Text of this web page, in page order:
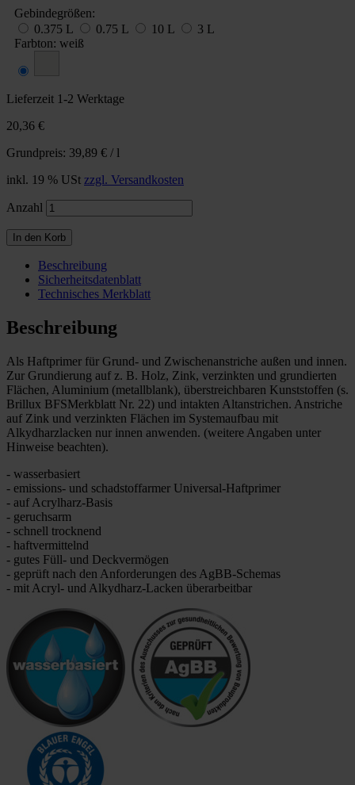
Gebindegrößen:
0.375 L
0.75 L 10 L
3 L
Farbton: weiß
Lieferzeit 1-2 Werktage
20,36 €
Grundpreis: 39,89 € / l
inkl. 19 % USt zzgl. Versandkosten
Anzahl
In den Korb
Beschreibung
Sicherheitsdatenblatt
Technisches Merkblatt
Beschreibung
Als Haftprimer für Grund- und Zwischenanstriche außen und innen.
Zur Grundierung auf z. B. Holz, Zink, verzinkten und grundierten
Flächen, Aluminium (metallblank), überstreichbaren Kunststoffen (s.
Brillux BFSMerkblatt Nr. 22) und intakten Altanstrichen. Anstriche
auf Zink und verzinkten Flächen im Systemaufbau mit
Alkydharzlacken nur innen anwenden. (weitere Angaben unter
Hinweise beachten).
- wasserbasiert
- emissions- und schadstoffarmer Universal-Haftprimer
- auf Acrylharz-Basis
- geruchsarm
- schnell trocknend
- haftvermittelnd
- gutes Füll- und Deckvermögen
- geprüft nach den Anforderungen des AgBB-Schemas
- mit Acryl- und Alkydharz-Lacken überarbeitbar